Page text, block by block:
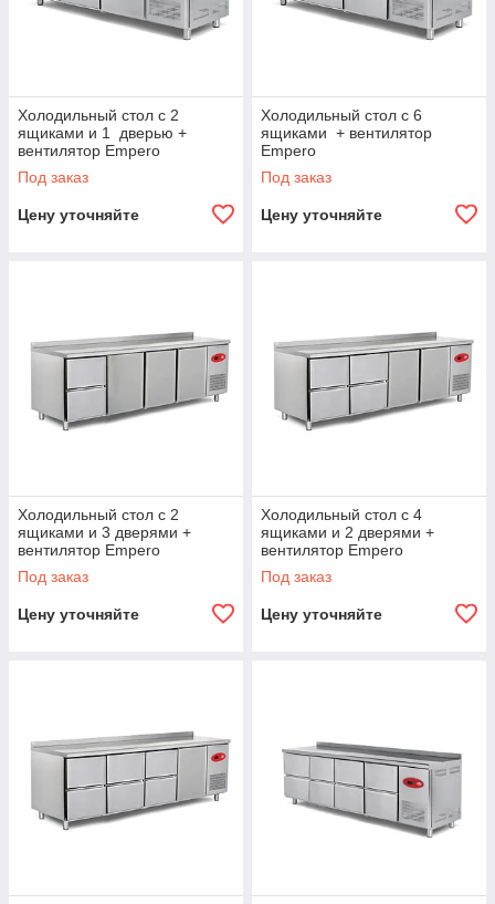
Холодильный стол с 2
ящиками и 1 дверью +
вентилятор Empero
Под заказ
Цену уточняйте
Холодильный стол с 6
ящиками + вентилятор
Empero
Под заказ
Цену уточняйте
Холодильный стол с 2
ящиками и 3 дверями +
вентилятор Empero
Под заказ
Цену уточняйте
Холодильный стол с 4
ящиками и 2 дверями +
вентилятор Empero
Под заказ
Цену уточняйте